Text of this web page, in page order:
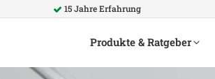
15 Jahre Erfahrung
Produkte & Ratgeber